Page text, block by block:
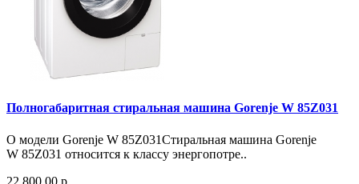
Полногабаритная стиральная машина Gorenje W 85Z031
О модели Gorenje W 85Z031Стиральная машина Gorenje
W 85Z031 относится к классу энергопотре..
22 800.00 р.